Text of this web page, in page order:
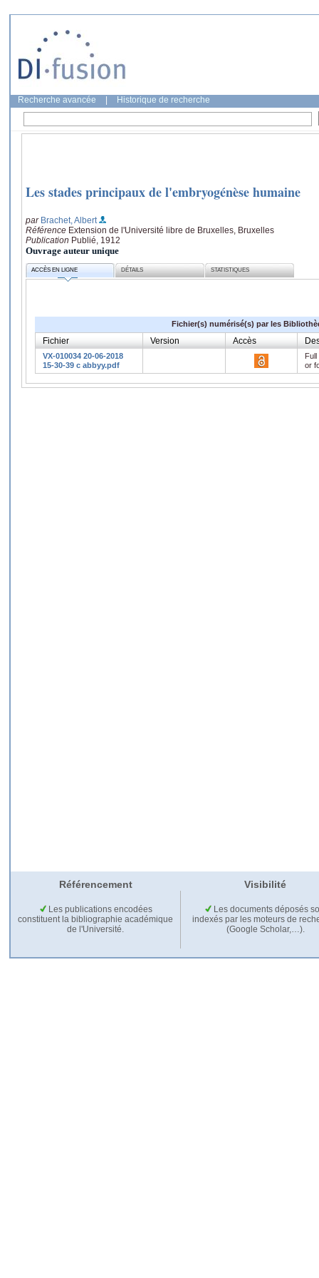
Recherche avancée Historique de recherche
Les stades principaux de l'embryogénèse humaine
par Brachet, Albert
Référence Extension de l'Université libre de Bruxelles, Bruxelles
Publication Publié, 1912
Ouvrage auteur unique
ACCÈS EN LIGNE DÉTAILS STATISTIQUES
Fichier(s) numérisé(s) par les
Fichier Version Accès
VX-010034 20-06-2018
15-30-39 c abbyy.pdf
or
Référencement Visibilité
Les publications encodées
constituent la bibliographie académique
de l'Université.
Les documents déposés
indexés par les moteurs de
(Google Scholar,…).